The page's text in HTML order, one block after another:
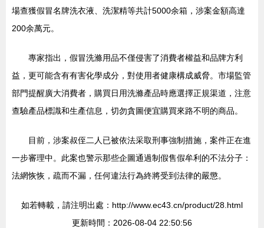
場查獲假冒名牌洗衣液、洗潔精等共計5000余箱，涉案金額高達
200余萬元。
專家指出，假冒洗滌用品不僅侵害了消費者權益和品牌方利
益，更可能含有有害化學成分，對使用者健康構成威脅。市場監管
部門提醒廣大消費者，購買日用洗滌產品時應選擇正規渠道，注意
查驗產品標識和生產信息，切勿貪圖便宜購買來路不明的商品。
目前，涉案叔侄二人已被依法采取刑事強制措施，案件正在進
一步審理中。此案也警示那些企圖通過制假售假牟利的不法分子：
法網恢恢，疏而不漏，任何違法行為終將受到法律的嚴懲。
如若轉載，請注明出處：http://www.ec43.cn/product/28.html
更新時間：2026-08-04 22:50:56